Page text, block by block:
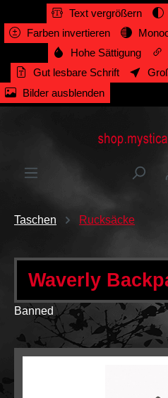
springen Text vergrößern
Farben invertieren
Hohe Sättigung
Gut lesbare Schrift
Bilder ausblenden
Taschen Rucksäcke
Waverly
Banned
Bildergalerie überspringen